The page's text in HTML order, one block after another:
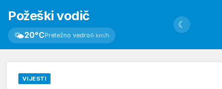
Požeški vodič
🌤20°CPretežno vedro6 km/h
☾
VIJESTI